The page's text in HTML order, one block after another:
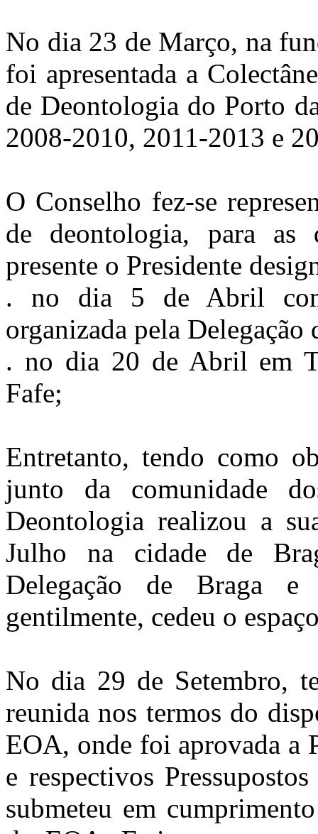
No dia 23 de Março, na
foi apresentada a
de Deontologia do Porto
2008-2010, 2011-2013 e
O Conselho fez-se
de deontologia, para as
presente o Presidente
. no dia 5 de Abril
organizada pela Delegação
. no dia 20 de Abril em
Fafe;
Entretanto, tendo como
junto da comunidade
Deontologia realizou a
Julho na cidade de
Delegação de Braga
gentilmente, cedeu o
No dia 29 de Setembro,
reunida nos termos do
EOA, onde foi aprovada a
e respectivos
submeteu em